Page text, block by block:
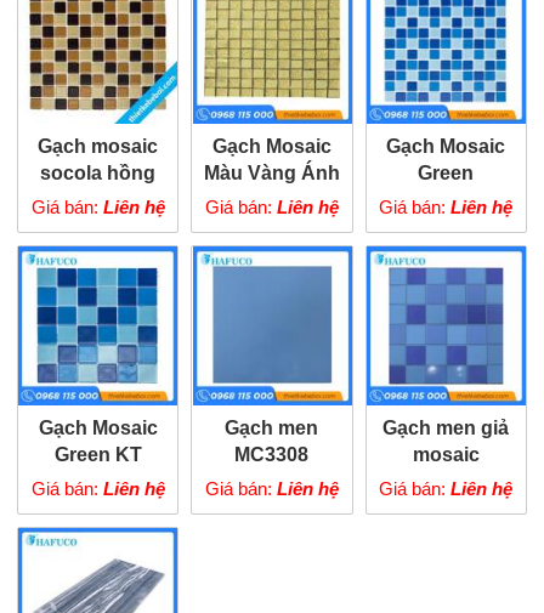
Gạch mosaic
socola hồng
Giá bán: Liên hệ
Gạch Mosaic
Màu Vàng Ánh
Kim
Giá bán: Liên hệ
Gạch Mosaic
Green
Giá bán:Liên hệ
Gạch Mosaic
Green KT
Giá bán: Liên hệ
Gạch men
MC3308
Giá bán: Liên hệ
Gạch men giả
mosaic
MC3307
Giá bán:Liên hệ